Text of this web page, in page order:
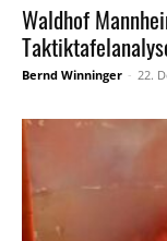
Waldhof
Bernd Winninger - 22.